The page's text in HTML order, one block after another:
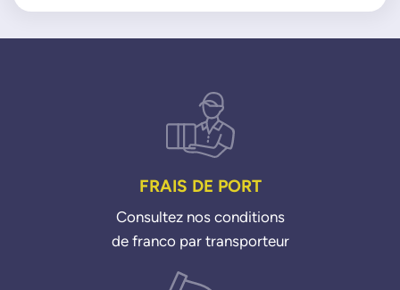
FRAIS DE PORT
Consultez nos conditions
de franco par transporteur